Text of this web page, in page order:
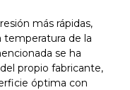
más rápidas,
temperatura de la
se ha
propio fabricante,
óptima con